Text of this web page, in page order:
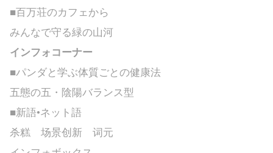
■百万荘のカフェから
みんなで守る緑の山河
インフォコーナー
■パンダと学ぶ体質ごとの健康法
五態の五・陰陽バランス型
■新語•ネット語
杀糕 场景创新 词元